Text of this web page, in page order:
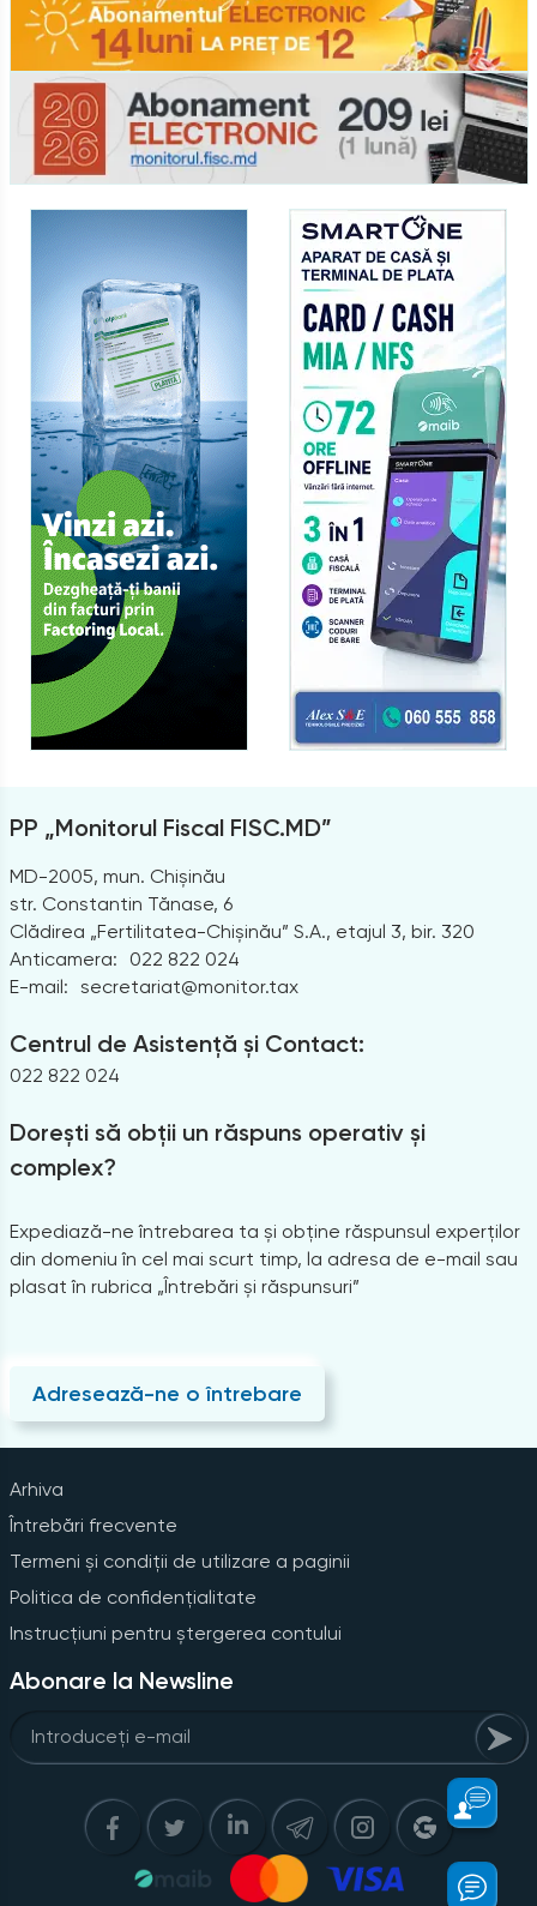
PP „Monitorul Fiscal FISC.MD”
MD-2005, mun. Chișinău
str. Constantin Tănase, 6
Clădirea „Fertilitatea-Chișinău” S.A., etajul 3, bir. 320
Anticamera:
022 822 024
E-mail: secretariat@monitor.tax
Centrul de Asistență și Contact:
022 822 024
Dorești să obții un răspuns operativ și
complex?
Expediază-ne întrebarea ta și obține răspunsul experților
din domeniu în cel mai scurt timp, la adresa de e-mail sau
plasat în rubrica „Întrebări și răspunsuri”
Adresează-ne o întrebare
Arhiva
Întrebări frecvente
Termeni și condiții de utilizare a paginii
Politica de confidențialitate
Instrucțiuni pentru ștergerea contului
Abonare la Newsline